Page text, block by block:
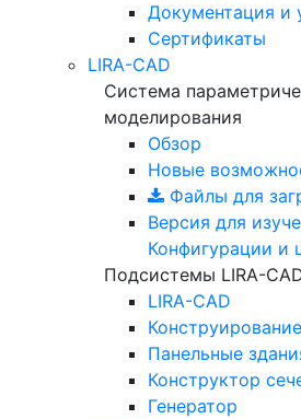
Документация и
Сертификаты
LIRA-CAD
Система
моделирования
Обзор
Новые
Файлы для
Версия для
Конфигурации и
Подсистемы LIRA-
LIRA-CAD
Панельные
Конструктор
Генератор